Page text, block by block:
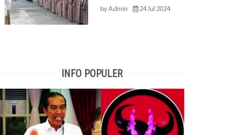
byAdmin 24 Jul 2024
INFO POPULER